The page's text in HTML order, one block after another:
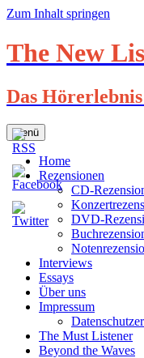
Zum Inhalt springen
The New
Das
Menü
Home
Rezensionen
CD-
DVD-
Interviews
Essays
Über uns
Impressum
The Must Listener
Beyond the Waves